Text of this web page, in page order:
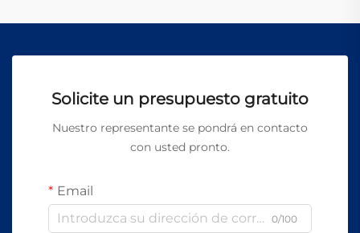
Solicite un presupuesto gratuito
Nuestro representante se pondrá en contacto
con usted pronto.
Email
0/100